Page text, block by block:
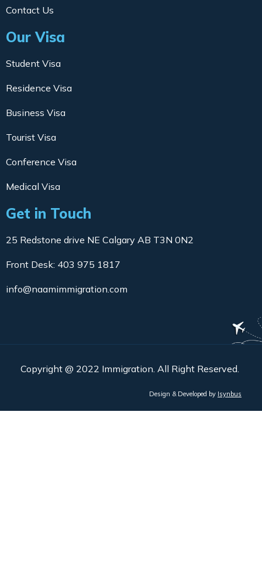
Contact Us
Our Visa
Student Visa
Residence Visa
Business Visa
Tourist Visa
Conference Visa
Medical Visa
Get in Touch
25 Redstone drive NE Calgary AB T3N 0N2
Front Desk: 403 975 1817
info@naamimmigration.com
Copyright @ 2022 Immigration. All Right Reserved.
Design & Developed by Isynbus